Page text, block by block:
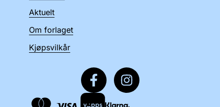
Aktuelt
Om forlaget
Kjøpsvilkår